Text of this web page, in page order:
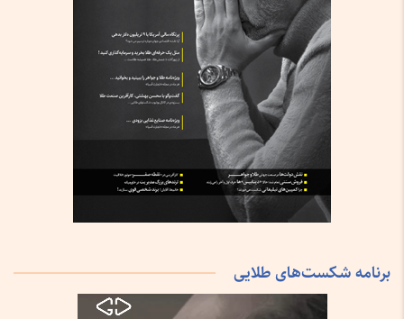
برنامه شکست‌های طلایی